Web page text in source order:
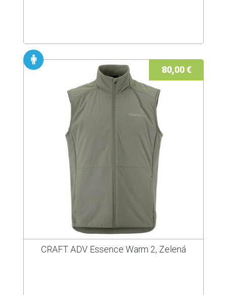
80,00 €
CRAFT ADV Essence Warm 2, Zelená